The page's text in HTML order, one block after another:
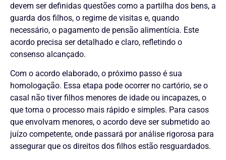
devem ser definidas questões como a partilha dos bens, a
guarda dos filhos, o regime de visitas e, quando
necessário, o pagamento de pensão alimentícia. Este
acordo precisa ser detalhado e claro, refletindo o
consenso alcançado.
Com o acordo elaborado, o próximo passo é sua
homologação. Essa etapa pode ocorrer no cartório, se o
casal não tiver filhos menores de idade ou incapazes, o
que torna o processo mais rápido e simples. Para casos
que envolvam menores, o acordo deve ser submetido ao
juízo competente, onde passará por análise rigorosa para
assegurar que os direitos dos filhos estão resguardados.